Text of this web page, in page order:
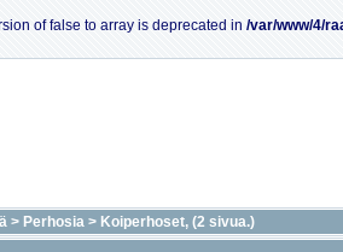
of false to array is deprecated in /var/www/4/
> Perhosia > Koiperhoset, (2 sivua.)